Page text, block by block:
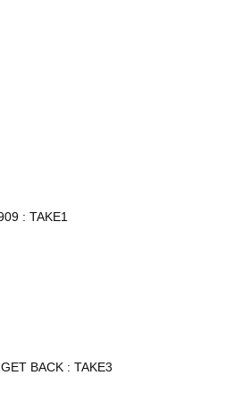
: TAKE1
BACK : TAKE3